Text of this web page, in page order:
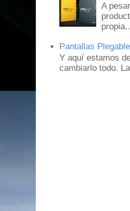
A
Pantallas
Y aquí estamos
cambiarlo todo.